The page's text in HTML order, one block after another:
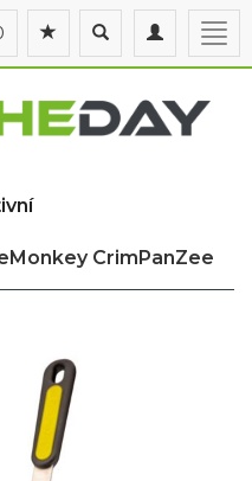
Toggle
navigation
Toggle
search
CrimPanZee